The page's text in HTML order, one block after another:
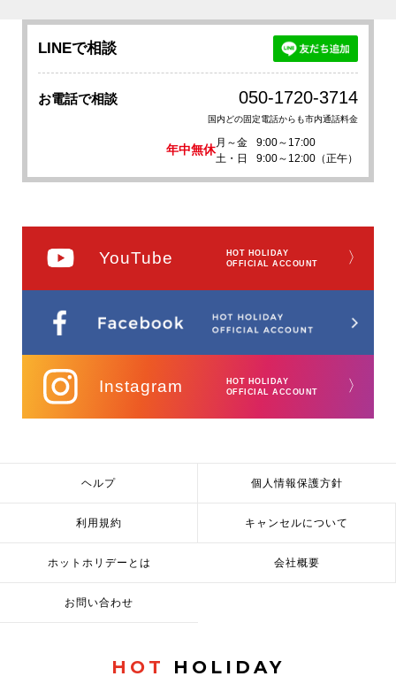
LINEで相談
お電話で相談 050-1720-3714
国内どの固定電話からも市内通話料金
年中無休
月～金
9:00～17:00
土・日
9:00～12:00（正午）
YouTube
HOT HOLIDAY
OFFICIAL ACCOUNT
〉
Instagram
HOT HOLIDAY
OFFICIAL ACCOUNT
〉
ヘルプ 個人情報保護方針
利用規約 キャンセルについて
ホットホリデーとは 会社概要
お問い合わせ
HOT HOLIDAY